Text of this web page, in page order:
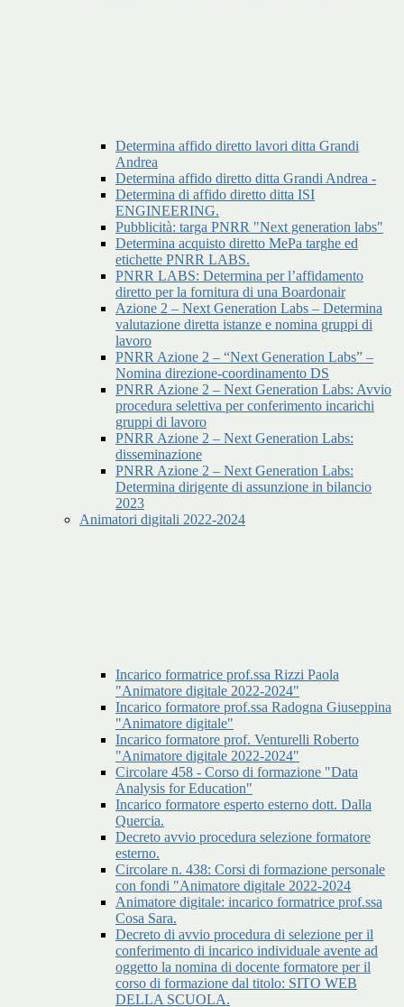
Determina affido diretto lavori ditta Grandi
Andrea
Determina affido diretto ditta Grandi Andrea -
Determina di affido diretto ditta ISI
ENGINEERING.
Pubblicità: targa PNRR "Next generation labs"
Determina acquisto diretto MePa targhe ed
etichette PNRR LABS.
PNRR LABS: Determina per l’affidamento
diretto per la fornitura di una Boardonair
Azione 2 – Next Generation Labs – Determina
valutazione diretta istanze e nomina gruppi di
lavoro
PNRR Azione 2 – “Next Generation Labs” –
Nomina direzione-coordinamento DS
PNRR Azione 2 – Next Generation Labs: Avvio
procedura selettiva per conferimento incarichi
gruppi di lavoro
PNRR Azione 2 – Next Generation Labs:
disseminazione
PNRR Azione 2 – Next Generation Labs:
Determina dirigente di assunzione in bilancio
2023
Animatori digitali 2022-2024
Incarico formatrice prof.ssa Rizzi Paola
"Animatore digitale 2022-2024"
Incarico formatore prof.ssa Radogna Giuseppina
"Animatore digitale"
Incarico formatore prof. Venturelli Roberto
"Animatore digitale 2022-2024"
Circolare 458 - Corso di formazione "Data
Analysis for Education"
Incarico formatore esperto esterno dott. Dalla
Quercia.
Decreto avvio procedura selezione formatore
esterno.
Circolare n. 438: Corsi di formazione personale
con fondi "Animatore digitale 2022-2024
Animatore digitale: incarico formatrice prof.ssa
Cosa Sara.
Decreto di avvio procedura di selezione per il
conferimento di incarico individuale avente ad
oggetto la nomina di docente formatore per il
corso di formazione dal titolo: SITO WEB
DELLA SCUOLA.